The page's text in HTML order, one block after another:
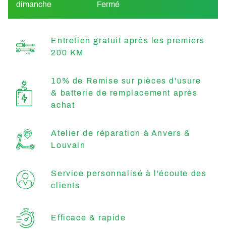
dimanche
Fermé
Entretien gratuit après les premiers
200 KM
10% de Remise sur pièces d'usure
& batterie de remplacement après
achat
Atelier de réparation à Anvers &
Louvain
Service personnalisé à l'écoute des
clients
Efficace & rapide